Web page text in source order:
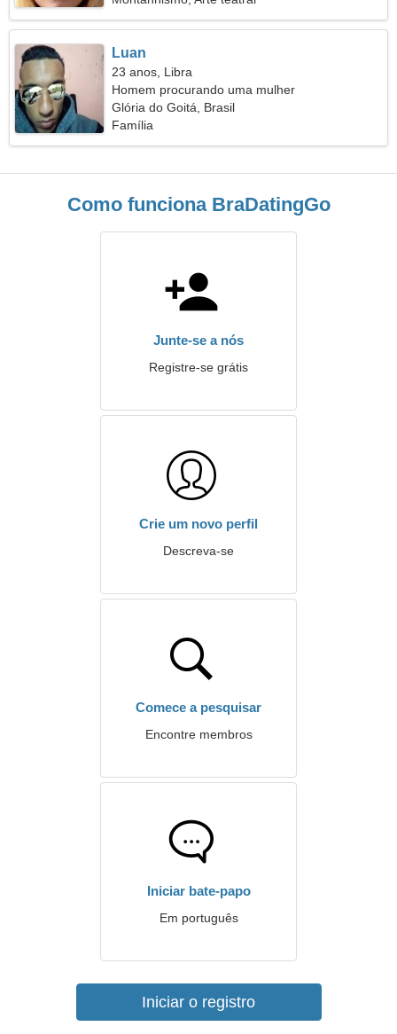
Luan
23 anos, Libra
Homem procurando uma mulher
Glória do Goitá, Brasil
Família
Como funciona BraDatingGo
Junte-se a nós
Registre-se grátis
Crie um novo perfil
Descreva-se
Comece a pesquisar
Encontre membros
Iniciar bate-papo
Em português
Iniciar o registro